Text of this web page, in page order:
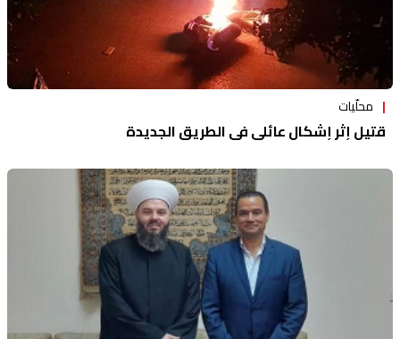
محلّيات
قتيل إثر إشكال عائلي في الطريق الجديدة